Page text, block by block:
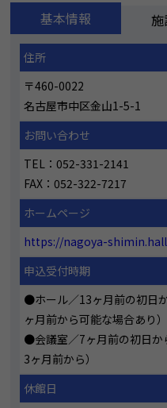
基本情報
住所
〒460-0022
名古屋市中区金山1-5-1
お問い合わせ
TEL：052-331-2141
FAX：052-322-7217
ホームページ
https://nagoya-
申込受付時期
●ホール／13ヶ月前の初日
ヶ月前から可能な場合あり）
●会議室／7ヶ月前の初日か
3ヶ月前から）
休館日